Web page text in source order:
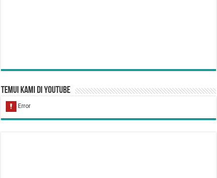
Temui Kami di YouTube